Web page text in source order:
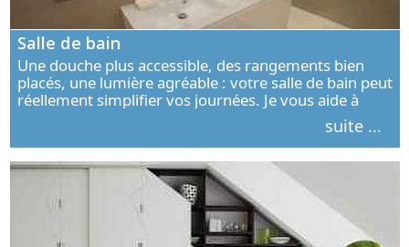
Salle de bain
Une douche plus accessible, des rangements bien
placés, une lumière agréable : votre salle de bain peut
réellement simplifier vos journées. Je vous aide à
concevoir un espace élégant, confortable et adapté à
suite ...